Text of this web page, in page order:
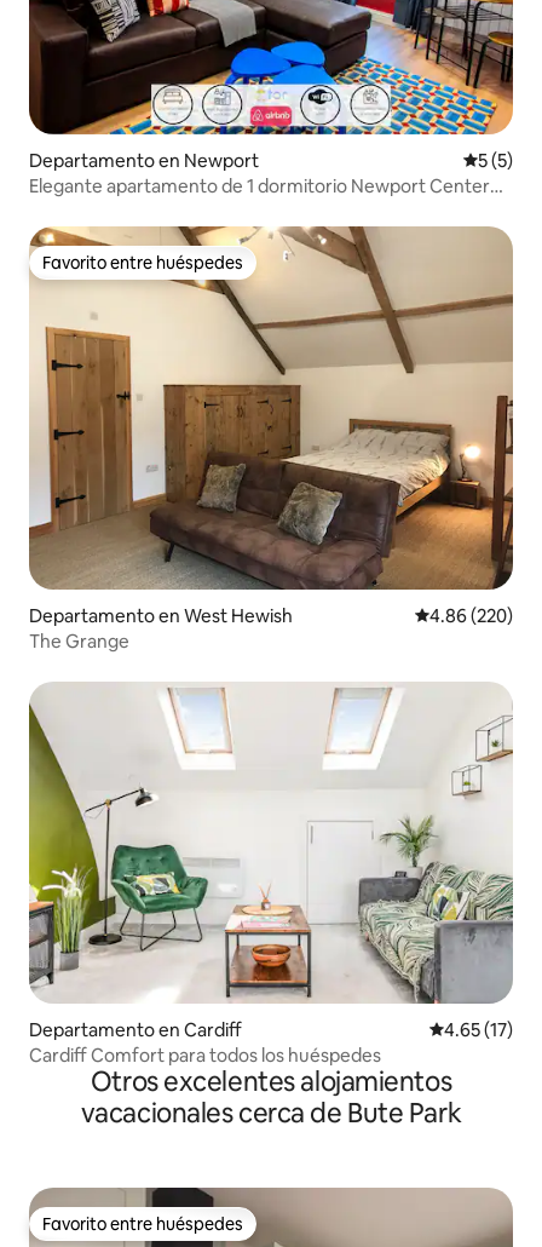
Departamento en Newport
5 (5)
Elegante apartamento de 1 dormitorio Newport Center
Favorito entre huéspedes
Favorito entre huéspedes
Departamento en West Hewish Calificación
4.86 (220)
The Grange
Departamento en Cardiff Calificación
4.65 (17)
Cardiff Comfort para todos los huéspedes
Otros excelentes alojamientos
vacacionales cerca de Bute Park
Favorito entre huéspedes
Favorito entre huéspedes